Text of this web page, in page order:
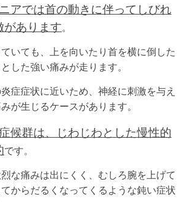
アでは首の動きに伴ってしびれ
があります。
いても、上を向いたり首を横に倒した
した強い痛みが走ります。
症症状に近いため、神経に刺激を与え
が生じるケースがあります。
候群は、じわじわとした慢性的
です。
な痛みは出にくく、むしろ腕を上げて
からだるくなってくるような鈍い症状